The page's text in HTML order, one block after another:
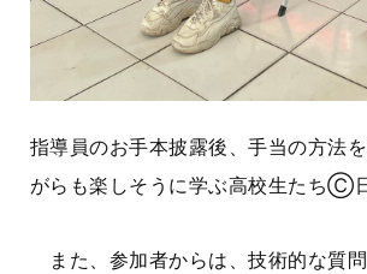
指導員のお手本披露後、手当の方法
がらも楽しそうに学ぶ高校生たちⒸ
また、参加者からは、技術的な質問